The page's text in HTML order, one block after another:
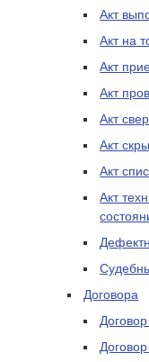
Акт
Акт на
Акт
Акт
Акт
Акт
Акт
Акт
Договора